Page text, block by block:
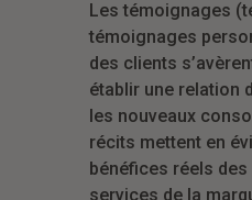
Les témoignages
témoignages
des clients
établir une relation
les nouveaux
récits mettent en
bénéfices réels
services de la